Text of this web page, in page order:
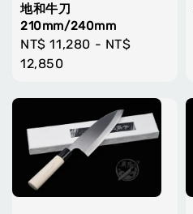
地和牛刀
210mm/240mm
Regular
price
NT$ 11,280 - NT$
12,850